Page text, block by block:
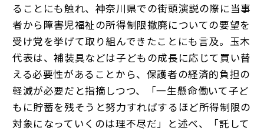
ることにも触れ、神奈川県での街頭演説の際に当事
者から障害児福祉の所得制限撤廃についての要望を
受け党を挙げて取り組んできたことにも言及。玉木
代表は、補装具などは子どもの成長に応じて買い替
える必要性があることから、保護者の経済的負担の
軽減が必要だと指摘しつつ、「一生懸命働いて子ど
もに貯蓄を残そうと努力すればするほど所得制限の
対象になっていくのは理不尽だ」と述べ、「託して